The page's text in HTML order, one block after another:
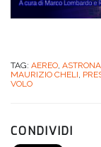
TAG: AEREO,
MAURIZIO CHELI,
VOLO
CONDIVIDI